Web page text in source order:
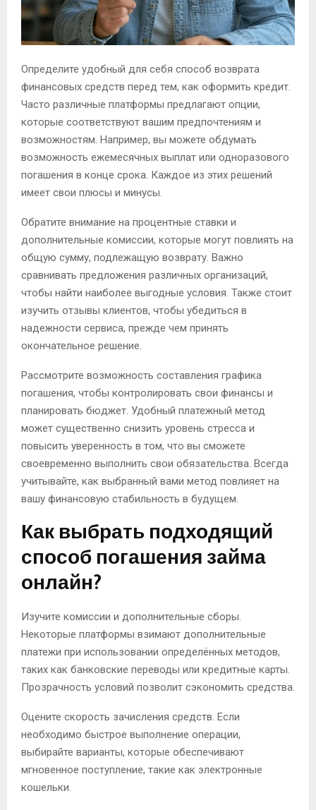
Определите удобный для себя способ возврата
финансовых средств перед тем, как оформить кредит.
Часто различные платформы предлагают опции,
которые соответствуют вашим предпочтениям и
возможностям. Например, вы можете обдумать
возможность ежемесячных выплат или одноразового
погашения в конце срока. Каждое из этих решений
имеет свои плюсы и минусы.
Обратите внимание на процентные ставки и
дополнительные комиссии, которые могут повлиять на
общую сумму, подлежащую возврату. Важно
сравнивать предложения различных организаций,
чтобы найти наиболее выгодные условия. Также стоит
изучить отзывы клиентов, чтобы убедиться в
надежности сервиса, прежде чем принять
окончательное решение.
Рассмотрите возможность составления графика
погашения, чтобы контролировать свои финансы и
планировать бюджет. Удобный платежный метод
может существенно снизить уровень стресса и
повысить уверенность в том, что вы сможете
своевременно выполнить свои обязательства. Всегда
учитывайте, как выбранный вами метод повлияет на
вашу финансовую стабильность в будущем.
Как выбрать подходящий
способ погашения займа
онлайн?
Изучите комиссии и дополнительные сборы.
Некоторые платформы взимают дополнительные
платежи при использовании определённых методов,
таких как банковские переводы или кредитные карты.
Прозрачность условий позволит сэкономить средства.
Оцените скорость зачисления средств. Если
необходимо быстрое выполнение операции,
выбирайте варианты, которые обеспечивают
мгновенное поступление, такие как электронные
кошельки.